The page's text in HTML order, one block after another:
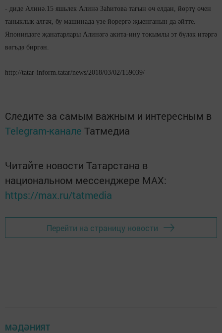
- диде Алинә. 15 яшьлек Алинә Заһитова тагын өч елдан, йөртү өчен
таныклык алгач, бу машинада үзе йөрергә җыенганын да әйтте.
Япониядәге җанатарлары Алинәгә акита-ину токымлы эт бүләк итәргә
вәгъдә биргән.
http://tatar-inform.tatar/news/2018/03/02/159039/
Следите за самым важным и интересным в
Telegram-канале Татмедиа
Читайте новости Татарстана в
национальном мессенджере MАХ:
https://max.ru/tatmedia
Перейти на страницу новости
МӘДӘНИЯТ